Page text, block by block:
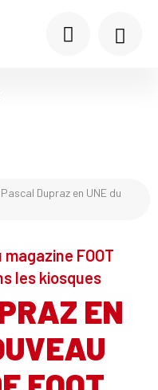
Pascal Dupraz en UNE du
FOOT
les kiosques
EN